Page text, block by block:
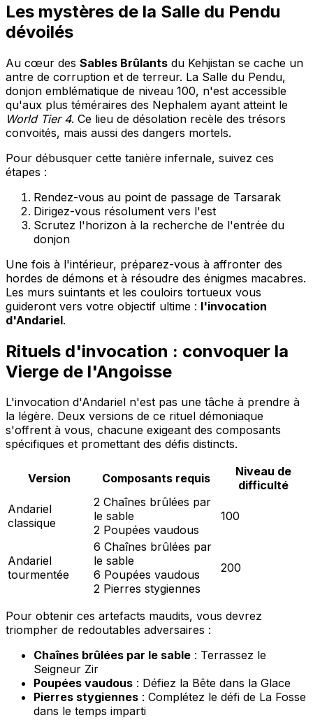
Les mystères de la Salle du Pendu
dévoilés
Au cœur des Sables Brûlants du Kehjistan se cache un
antre de corruption et de terreur. La Salle du Pendu,
donjon emblématique de niveau 100, n'est accessible
qu'aux plus téméraires des Nephalem ayant atteint le
World Tier 4. Ce lieu de désolation recèle des trésors
convoités, mais aussi des dangers mortels.
Pour débusquer cette tanière infernale, suivez ces
étapes :
Rendez-vous au point de passage de Tarsarak
Dirigez-vous résolument vers l'est
Scrutez l'horizon à la recherche de l'entrée du
donjon
Une fois à l'intérieur, préparez-vous à affronter des
hordes de démons et à résoudre des énigmes macabres.
Les murs suintants et les couloirs tortueux vous
guideront vers votre objectif ultime : l'invocation
d'Andariel.
Rituels d'invocation : convoquer la
Vierge de l'Angoisse
L'invocation d'Andariel n'est pas une tâche à prendre à
la légère. Deux versions de ce rituel démoniaque
s'offrent à vous, chacune exigeant des composants
spécifiques et promettant des défis distincts.
Version Composants requis
Niveau de
difficulté
Andariel
classique
2 Chaînes brûlées par
le sable
2 Poupées vaudous
100
Andariel
tourmentée
6 Chaînes brûlées par
le sable
6 Poupées vaudous
2 Pierres stygiennes
200
Pour obtenir ces artefacts maudits, vous devrez
triompher de redoutables adversaires :
Chaînes brûlées par le sable : Terrassez le
Seigneur Zir
Poupées vaudous : Défiez la Bête dans la Glace
Pierres stygiennes : Complétez le défi de La Fosse
dans le temps imparti